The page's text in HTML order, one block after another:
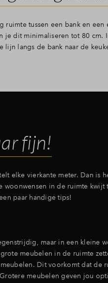
ruimte tussen een bank en
je dit minimaliseren tot 80
lijn langs de bank naar de
fijn!
elke vierkante meter. Dan is
woonwensen in de ruimte kwijt
paar handige tips!
maar in een kleine
meubelen in de ruimte
Dit voorkomt dat de
meubelen geven jou